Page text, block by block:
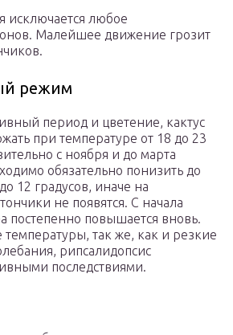
исключается любое
Малейшее движение грозит
режим
период и цветение, кактус
при температуре от 18 до 23
с ноября и до марта
обязательно понизить до
12 градусов, иначе на
не появятся. С начала
постепенно повышается вновь.
так же, как и резкие
рипсалидопсис
последствиями.